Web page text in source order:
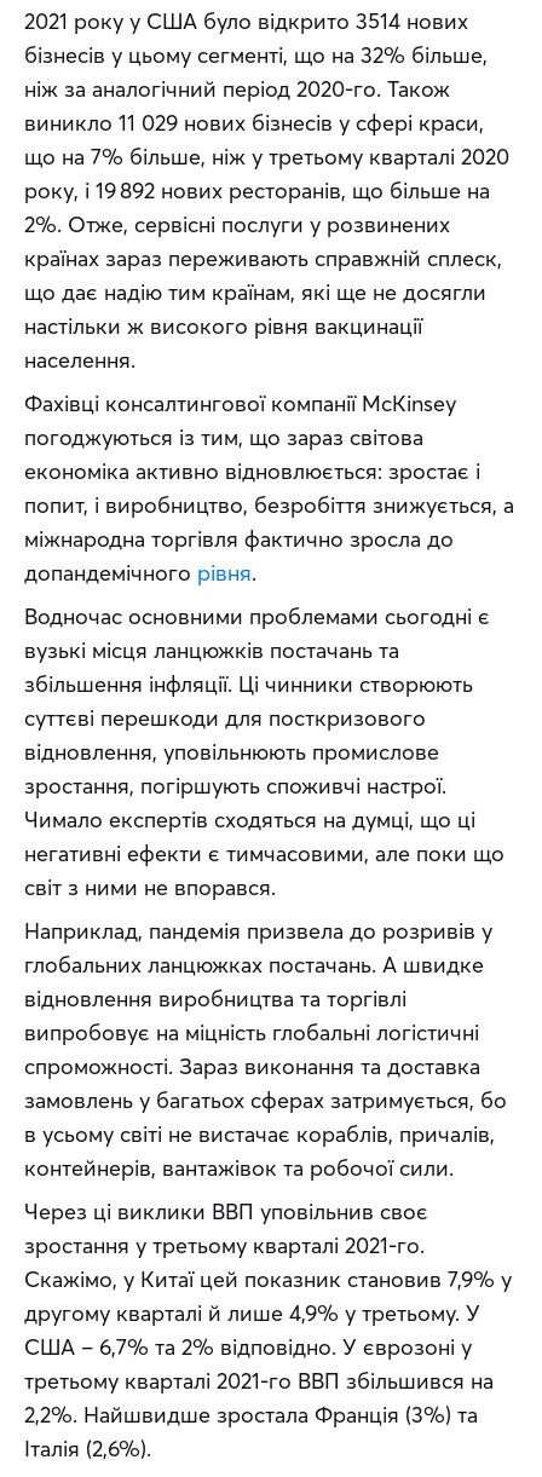
2021 року у США було відкрито 3514 нових
бізнесів у цьому сегменті, що на 32% більше,
ніж за аналогічний період 2020-го. Також
виникло 11 029 нових бізнесів у сфері краси,
що на 7% більше, ніж у третьому кварталі 2020
року, і 19 892 нових ресторанів, що більше на
2%. Отже, сервісні послуги у розвинених
країнах зараз переживають справжній сплеск,
що дає надію тим країнам, які ще не досягли
настільки ж високого рівня вакцинації
населення.
Фахівці консалтингової компанії McKinsey
погоджуються із тим, що зараз світова
економіка активно відновлюється: зростає і
попит, і виробництво, безробіття знижується, а
міжнародна торгівля фактично зросла до
допандемічного рівня.
Водночас основними проблемами сьогодні є
вузькі місця ланцюжків постачань та
збільшення інфляції. Ці чинники створюють
суттєві перешкоди для посткризового
відновлення, уповільнюють промислове
зростання, погіршують споживчі настрої.
Чимало експертів сходяться на думці, що ці
негативні ефекти є тимчасовими, але поки що
світ з ними не впорався.
Наприклад, пандемія призвела до розривів у
глобальних ланцюжках постачань. А швидке
відновлення виробництва та торгівлі
випробовує на міцність глобальні логістичні
спроможності. Зараз виконання та доставка
замовлень у багатьох сферах затримується, бо
в усьому світі не вистачає кораблів, причалів,
контейнерів, вантажівок та робочої сили.
Через ці виклики ВВП уповільнив своє
зростання у третьому кварталі 2021-го.
Скажімо, у Китаї цей показник становив 7,9% у
другому кварталі й лише 4,9% у третьому. У
США – 6,7% та 2% відповідно. У єврозоні у
третьому кварталі 2021-го ВВП збільшився на
2,2%. Найшвидше зростала Франція (3%) та
Італія (2,6%).